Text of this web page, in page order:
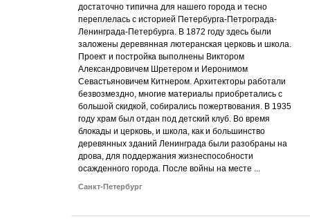
достаточно типична для нашего города и тесно
переплелась с историей Петербурга-Петрограда-
Ленинграда-Петербурга. В 1872 году здесь были
заложены деревянная лютеранская церковь и школа.
Проект и постройка выполнены Виктором
Александровичем Шретером и Иеронимом
Севастьяновичем Китнером. Архитекторы работали
безвозмездно, многие материалы приобретались с
большой скидкой, собирались пожертвования. В 1935
году храм был отдан под детский клуб. Во время
блокады и церковь, и школа, как и большинство
деревянных зданий Ленинграда были разобраны на
дрова, для поддержания жизнеспособности
осажденного города. После войны на месте ...
Санкт-Петербург